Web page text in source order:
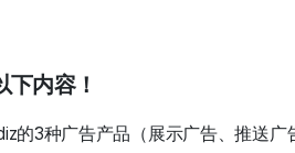
内容！
的3种广告产品（展示广告、推送广